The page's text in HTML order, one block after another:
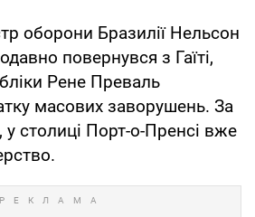
оборони Бразилії Нельсон
повернувся з Гаїті,
Рене Преваль
масових заворушень. За
столиці Порт-о-Пренсі вже